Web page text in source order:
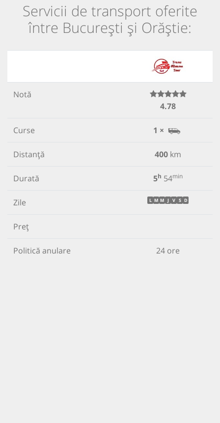
Servicii de transport oferite
între București și Orăștie:
Notă
4.78
Curse 1 ×
Distanță 400 km
Durată 5h 54min
Zile L M M J V S D
Preț
Politică anulare 24 ore